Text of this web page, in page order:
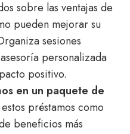
sobre las ventajas de
pueden mejorar su
sesiones
personalizada
positivo.
en un paquete de
préstamos como
beneficios más